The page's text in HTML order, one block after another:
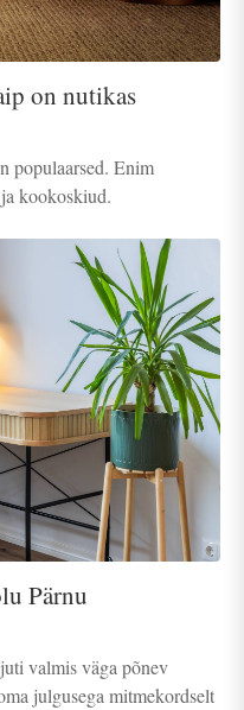
on nutikas
populaarsed. Enim
kookoskiud.
Pärnu
valmis väga põnev
julgusega mitmekordselt